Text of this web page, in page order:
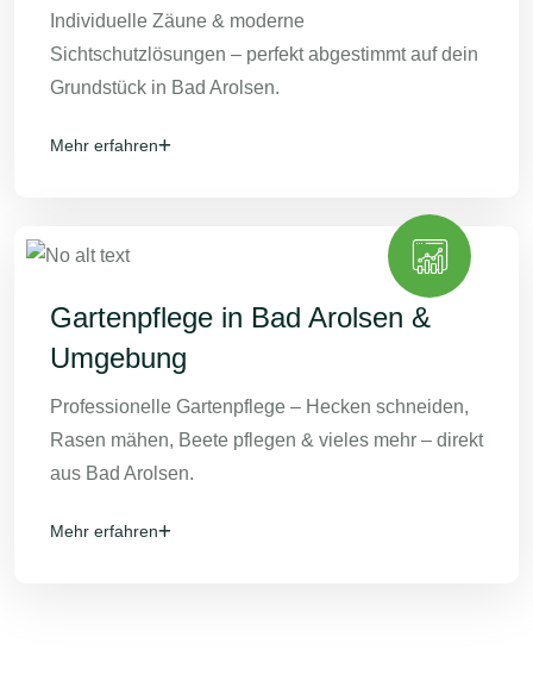
Individuelle Zäune & moderne
Sichtschutzlösungen – perfekt abgestimmt auf dein
Grundstück in Bad Arolsen.
Mehr erfahren
Gartenpflege in Bad Arolsen &
Umgebung
Professionelle Gartenpflege – Hecken schneiden,
Rasen mähen, Beete pflegen & vieles mehr – direkt
aus Bad Arolsen.
Mehr erfahren